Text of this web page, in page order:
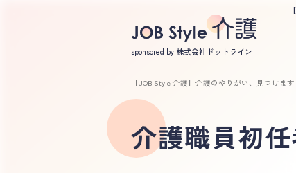
sponsored by 株式会社ドットライン
【JOB Style 介護】介護のやりがい、見つけます
介護職員初